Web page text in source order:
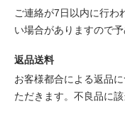
ご連絡が7日以内に行わ
い場合がありますので予
返品送料
お客様都合による返品
ただきます。不良品に